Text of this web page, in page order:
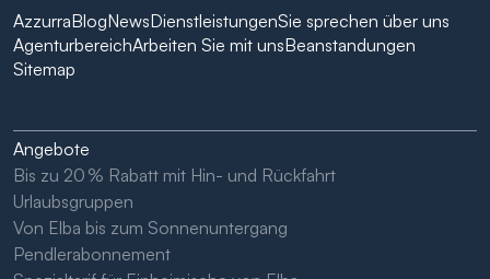
AzzurraBlogNewsDienstleistungenSie sprechen über uns
AgenturbereichArbeiten Sie mit unsBeanstandungen
Sitemap
Angebote
Bis zu 20 % Rabatt mit Hin- und Rückfahrt
Urlaubsgruppen
Von Elba bis zum Sonnenuntergang
Pendlerabonnement